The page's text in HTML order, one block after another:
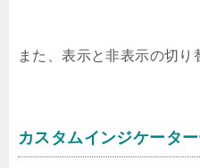
また、表示と非表示の切り
カスタムインジケータ